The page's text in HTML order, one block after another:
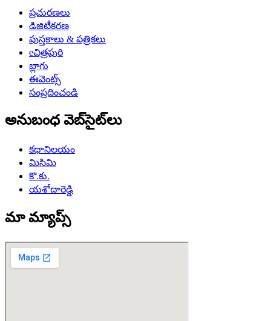
ప్రచురణలు
డిజిటీకరణ
పుస్తకాలు & పత్రికలు
eచిత్రపురి
బ్లాగు
ఈవెంట్స్
సంప్రదించండి
అనుబంధ వెబ్‌సైట్‌లు
కథానిలయం
మిసిమి
కొ.కు.
యశోదారెడ్డి
మా మ్యాప్స్